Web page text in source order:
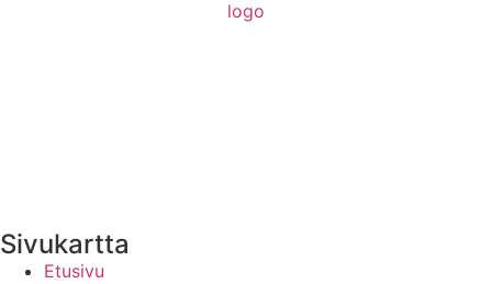
Sivukartta
Etusivu